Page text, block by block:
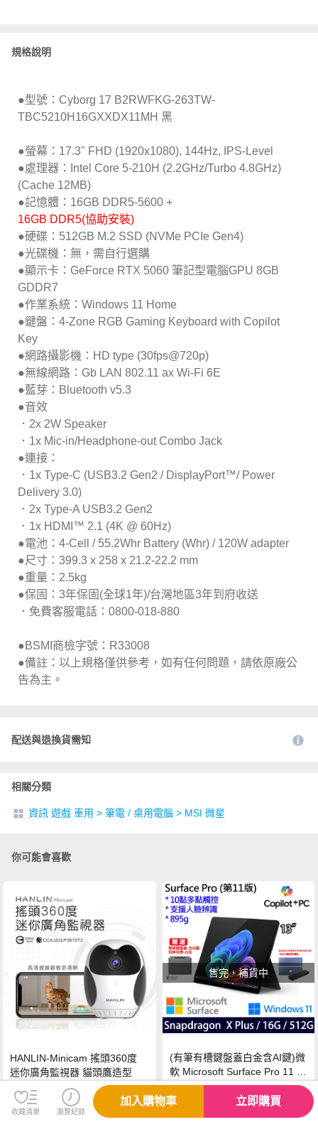
規格說明
●型號：Cyborg 17 B2RWFKG-263TW-
TBC5210H16GXXDX11MH 黑
●螢幕：17.3" FHD (1920x1080), 144Hz, IPS-Level
●處理器：Intel Core 5-210H (2.2GHz/Turbo 4.8GHz)
(Cache 12MB)
●記憶體：16GB DDR5-5600 +
16GB DDR5(協助安裝)
●硬碟：512GB M.2 SSD (NVMe PCIe Gen4)
●光碟機：無，需自行選購
●顯示卡：GeForce RTX 5060 筆記型電腦GPU 8GB
GDDR7
●作業系統：Windows 11 Home
●鍵盤：4-Zone RGB Gaming Keyboard with Copilot
Key
●網路攝影機：HD type (30fps@720p)
●無線網路：Gb LAN 802.11 ax Wi-Fi 6E
●藍芽：Bluetooth v5.3
●音效
．2x 2W Speaker
．1x Mic-in/Headphone-out Combo Jack
●連接：
．1x Type-C (USB3.2 Gen2 / DisplayPort™/ Power
Delivery 3.0)
．2x Type-A USB3.2 Gen2
．1x HDMI™ 2.1 (4K @ 60Hz)
●電池：4-Cell / 55.2Whr Battery (Whr) / 120W adapter
●尺寸：399.3 x 258 x 21.2-22.2 mm
●重量：2.5kg
●保固：3年保固(全球1年)/台灣地區3年到府收送
．免費客服電話：0800-018-880
●BSMI商檢字號：R33008
●備註：以上規格僅供參考，如有任何問題，請依原廠公
告為主。
配送與退換貨需知
相關分類
資訊 遊戲 車用 > 筆電 / 桌用電腦 > MSI 微星
你可能會喜歡
HANLIN-Minicam 搖頭360度
迷你廣角監視器 貓頭鷹造型
$2,380
售完，補貨中
(有筆有槽鍵盤蓋白金含AI鍵)微
軟 Microsoft Surface Pro 11 (S
napdragon X Plus/16G/512G)
石墨黑
$49,888
收藏清單 瀏覽紀錄
加入購物車 立即購買